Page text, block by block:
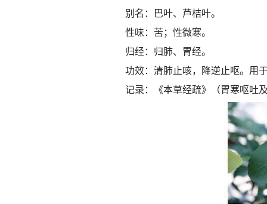
别名：巴叶、芦桔叶。
性味：苦；性微寒。
归经：归肺、胃经。
功效：清肺止咳，降逆止呕。用
记录：《本草经疏》（胃寒呕吐